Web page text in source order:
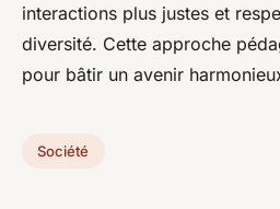
interactions plus justes et
diversité. Cette approche
pour bâtir un avenir
Société